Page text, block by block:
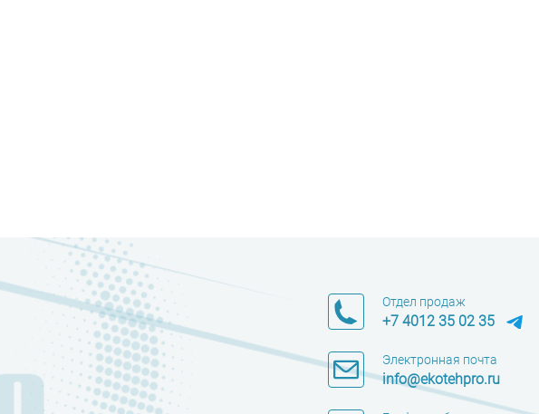
Отдел продаж
+7 4012 35 02 35
Электронная почта
info@ekotehpro.ru